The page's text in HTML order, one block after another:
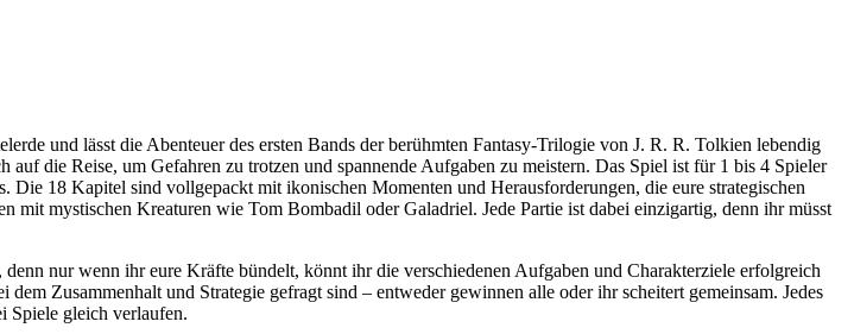
und lässt die Abenteuer des ersten Bands der berühmten Fantasy-Trilogie von J. R. R. Tolkien lebendig
die Reise, um Gefahren zu trotzen und spannende Aufgaben zu meistern. Das Spiel ist für 1 bis 4 Spieler
18 Kapitel sind vollgepackt mit ikonischen Momenten und Herausforderungen, die eure strategischen
mit mystischen Kreaturen wie Tom Bombadil oder Galadriel. Jede Partie ist dabei einzigartig, denn ihr müsst
nur wenn ihr eure Kräfte bündelt, könnt ihr die verschiedenen Aufgaben und Charakterziele erfolgreich
Zusammenhalt und Strategie gefragt sind – entweder gewinnen alle oder ihr scheitert gemeinsam. Jedes
Spiele gleich verlaufen.